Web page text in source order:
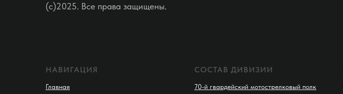
(c)2025. Все права защищены.
НАВИГАЦИЯ
Главная
СОСТАВ ДИВИЗИИ
70-й гвардейский мотострелковый полк